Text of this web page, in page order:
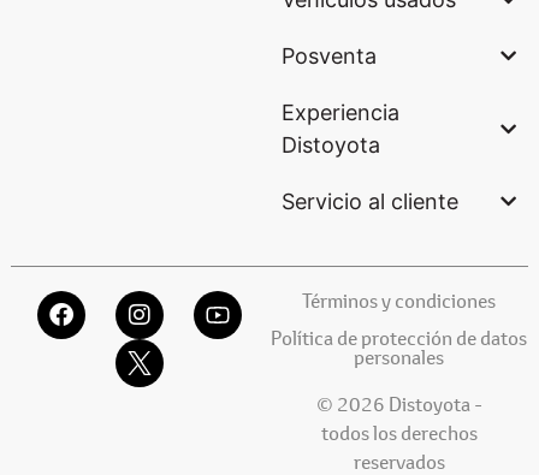
Posventa
Experiencia
Distoyota
Servicio al cliente
Términos y condiciones
Política de protección de datos
personales
© 2026 Distoyota -
todos los derechos
reservados